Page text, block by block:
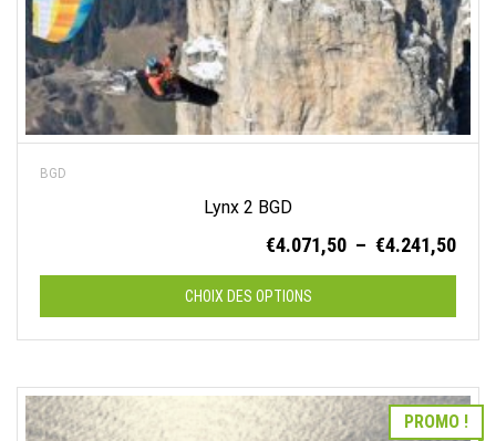
produit
BGD
Lynx 2 BGD
€4.071,50 – €4.241,50
de
CHOIX DES OPTIONS
a
plusieurs
PROMO !